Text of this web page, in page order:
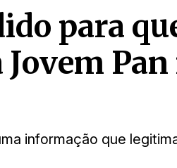
para
Pan
informação que